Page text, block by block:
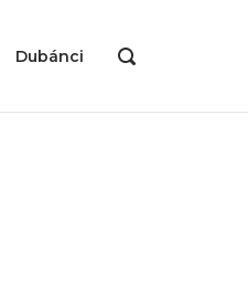
Dubánci
OPEN